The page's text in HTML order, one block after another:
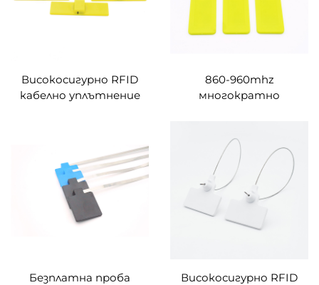
връзка
Високосигурно RFID
кабелно уплътнение
връзка Етикет
Контейнер Болт
Уплътнение
860-960mhz
многократно
епоксиден RFID
уплътнителен
етикет NFC кабелен
етикет с цип за
управление на склад
Безплатна проба
Високосигурно RFID